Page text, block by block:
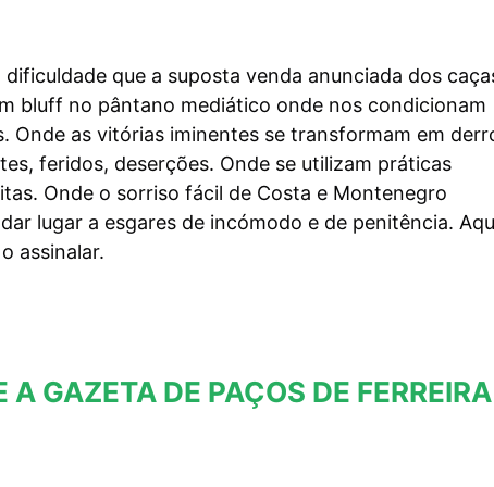
dificuldade que a suposta venda anunciada dos
bluff no pântano mediático onde nos condicionam
Onde as vitórias iminentes se transformam em
feridos, deserções. Onde se utilizam práticas
Onde o sorriso fácil de Costa e Montenegro
lugar a esgares de incómodo e de penitência.
assinalar.
A GAZETA DE PAÇOS DE FERREIRA